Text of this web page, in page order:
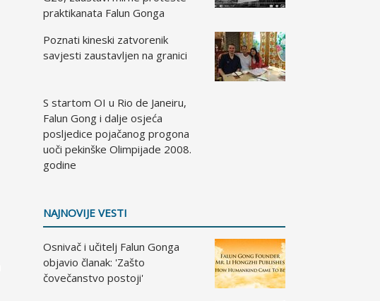
praktikanata Falun Gonga
Poznati kineski zatvorenik
savjesti zaustavljen na granici
S startom OI u Rio de Janeiru,
Falun Gong i dalje osjeća
posljedice pojačanog progona
uoči pekinške Olimpijade 2008.
godine
NAJNOVIJE VESTI
Osnivač i učitelj Falun Gonga
objavio članak: 'Zašto
čovečanstvo postoji'